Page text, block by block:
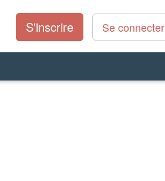
S'inscrire Se connecter